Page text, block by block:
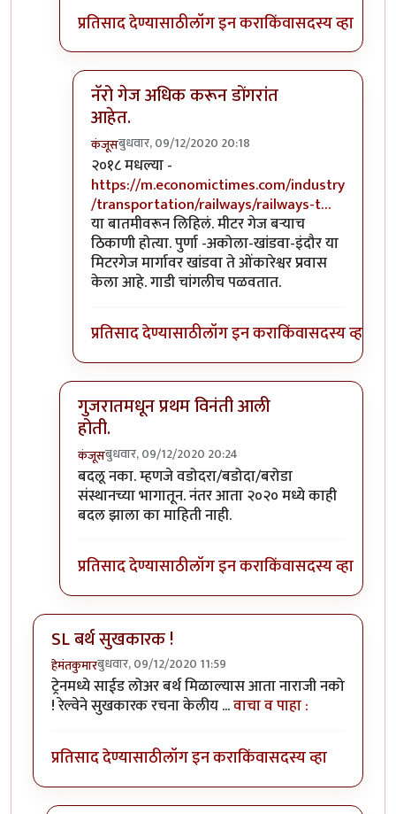
प्रतिसाद देण्यासाठीलॉग इन कराकिंवासदस्य व्हा
नॅरो गेज अधिक करून डोंगरांत
आहेत.
कंजूसबुधवार, 09/12/2020 20:18
In reply toमाथेरान ची गाडी नॅरोगेज ची
२०१८ मधल्या -
https://m.economictimes.com/industry
/transportation/railways/railways-t…
या बातमीवरून लिहिलं. मीटर गेज बऱ्याच
ठिकाणी होत्या. पुर्णा -अकोला-खांडवा-इंदौर या
मिटरगेज मार्गावर खांडवा ते ओंकारेश्वर प्रवास
केला आहे. गाडी चांगलीच पळवतात.
प्रतिसाद देण्यासाठीलॉग इन कराकिंवासदस्य व्हा
गुजरातमधून प्रथम विनंती आली
होती.
कंजूसबुधवार, 09/12/2020 20:24
In reply toमाथेरानची आहेच.byकंजूस
बदलू नका. म्हणजे वडोदरा/बडोदा/बरोडा
संस्थानच्या भागातून. नंतर आता २०२० मध्ये काही
बदल झाला का माहिती नाही.
प्रतिसाद देण्यासाठीलॉग इन कराकिंवासदस्य व्हा
SL बर्थ सुखकारक !
हेमंतकुमारबुधवार, 09/12/2020 11:59
ट्रेनमध्ये साईड लोअर बर्थ मिळाल्यास आता नाराजी नको
! रेल्वेने सुखकारक रचना केलीय ...वाचा व पाहा :
प्रतिसाद देण्यासाठीलॉग इन कराकिंवासदस्य व्हा